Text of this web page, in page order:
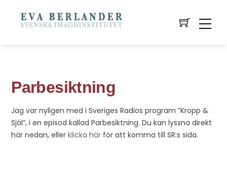
Parbesiktning
Jag var nyligen med i Sveriges Radios program ”Kropp &
Själ”, i en episod kallad Parbesiktning. Du kan lyssna direkt
här nedan, ellerklicka här för att komma till SR:s sida.